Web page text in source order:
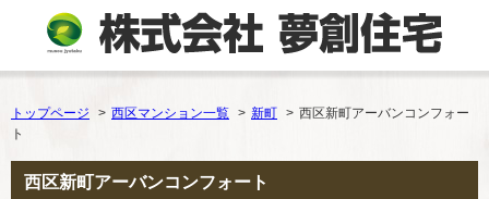
トップページ 西区マンション一覧 新町
西区新町アーバンコンフォー
ト
西区新町アーバンコンフォート